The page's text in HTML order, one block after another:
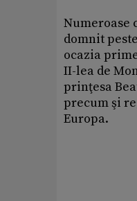
Numeroase
domnit
ocazia
II-lea de
prinţesa
precum şi
Europa.